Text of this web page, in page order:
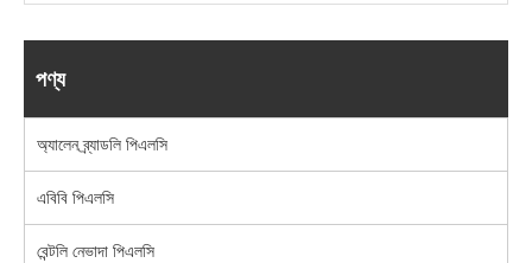
পণ্য
অ্যালেন ব্র্যাডলি পিএলসি
এবিবি পিএলসি
বেন্টলি নেভাদা পিএলসি